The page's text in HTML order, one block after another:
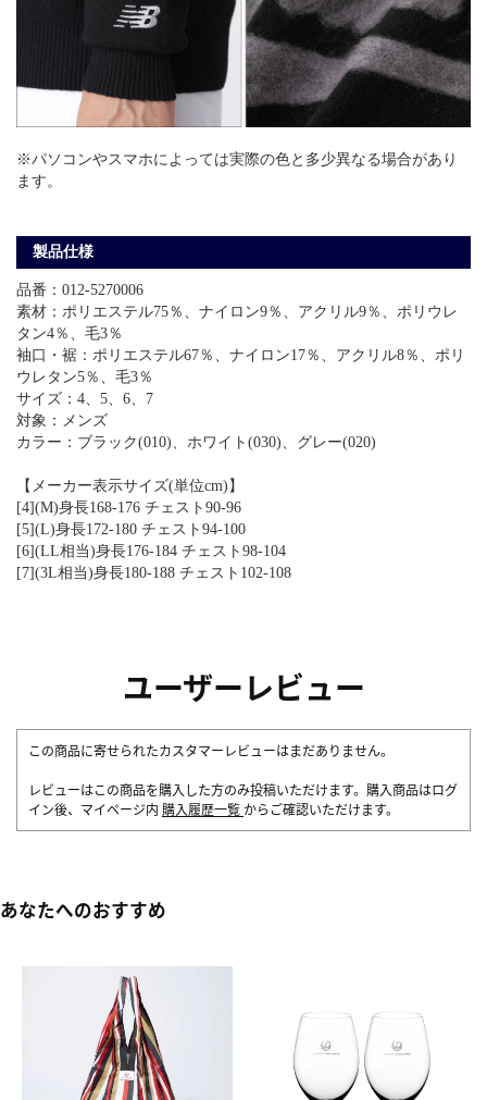
※パソコンやスマホによっては実際の色と多少異なる場合があり
ます。
製品仕様
品番：012-5270006
素材：ポリエステル75％、ナイロン9％、アクリル9％、ポリウレ
タン4％、毛3％
袖口・裾：ポリエステル67％、ナイロン17％、アクリル8％、ポリ
ウレタン5％、毛3％
サイズ：4、5、6、7
対象：メンズ
カラー：ブラック(010)、ホワイト(030)、グレー(020)
【メーカー表示サイズ(単位cm)】
[4](M)身長168-176 チェスト90-96
[5](L)身長172-180 チェスト94-100
[6](LL相当)身長176-184 チェスト98-104
[7](3L相当)身長180-188 チェスト102-108
ユーザーレビュー
この商品に寄せられたカスタマーレビューはまだありません。
レビューはこの商品を購入した方のみ投稿いただけます。購入商品はログ
イン後、マイページ内 購入履歴一覧 からご確認いただけます。
あなたへのおすすめ